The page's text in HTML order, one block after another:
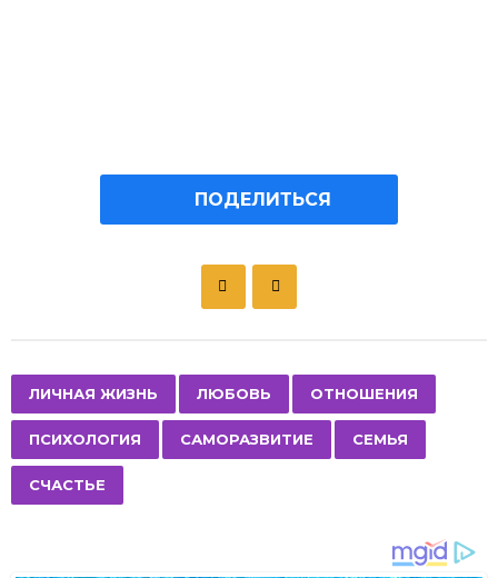
ПОДЕЛИТЬСЯ
P
a
g
i
n
ЛИЧНАЯ ЖИЗНЬ ЛЮБОВЬ ОТНОШЕНИЯ
ПСИХОЛОГИЯ САМОРАЗВИТИЕ СЕМЬЯ
СЧАСТЬЕ